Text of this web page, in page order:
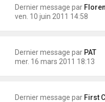
Dernier message par
ven. 10 juin 2011 14:58
Dernier message par PAT
mer. 16 mars 2011 18:13
Dernier message par First